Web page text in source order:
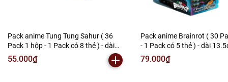
Pack anime Tung Tung Sahur ( 36
Pack 1 hộp - 1 Pack có 8 thẻ ) - dài
13.5cm - cao 12.5cm - Hộp màu
- K30-T2-S4
55.000₫
Pack anime Brainrot ( 30
- 1 Pack có 5 thẻ ) - dài
12.5cm - Hộp màu - K30-
79.000₫